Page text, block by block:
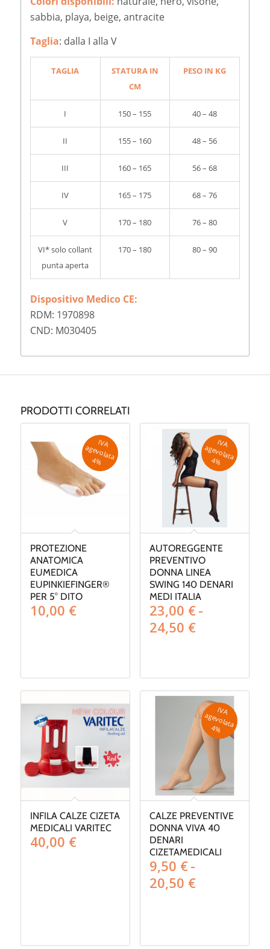
sabbia, playa, beige, antracite
Taglia: dalla I alla V
TAGLIA
STATURA IN
CM
PESO IN KG
I 150 – 155 40 – 48
II 155 – 160 48 – 56
III 160 – 165 56 – 68
IV 165 – 175 68 – 76
V 170 – 180 76 – 80
VI* solo collant
punta aperta
170 – 180 80 – 90
Dispositivo Medico CE:
RDM: 1970898
CND: M030405
PRODOTTI CORRELATI
PROTEZIONE
ANATOMICA
EUMEDICA
EUPINKIEFINGER®
PER 5° DITO
10,00 €
IV
A
a
g
e
v
o
la
ta
4
%
AUTOREGGENTE
PREVENTIVO
DONNA LINEA
SWING 140 DENARI
MEDI ITALIA
23,00 €-
24,50 €Fascia
23,00 €
a
24,50 €
IV
A
a
g
e
v
o
la
ta
4
%
INFILA CALZE CIZETA
MEDICALI VARITEC
40,00 €
CALZE PREVENTIVE
DONNA VIVA 40
DENARI
CIZETAMEDICALI
9,50 €-
20,50 €Fascia
IV
A
a
g
e
v
o
la
ta
4
%